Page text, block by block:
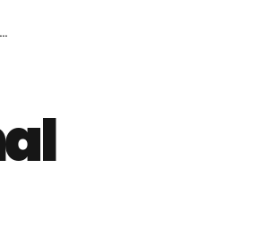
El Gobierno regional informa a ganaderos y cazadores de la detección en tres ciervos de la enfermedad hemorrágica epizoótica